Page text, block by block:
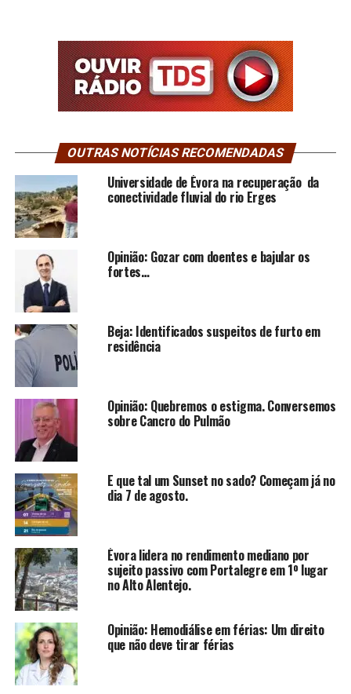
OUTRAS NOTÍCIAS RECOMENDADAS
Universidade de Évora na recuperação da
conectividade fluvial do rio Erges
Opinião: Gozar com doentes e bajular os
fortes…
Beja: Identificados suspeitos de furto em
residência
Opinião: Quebremos o estigma. Conversemos
sobre Cancro do Pulmão
E que tal um Sunset no sado? Começam já no
dia 7 de agosto.
Évora lidera no rendimento mediano por
sujeito passivo com Portalegre em 1º lugar
no Alto Alentejo.
Opinião: Hemodiálise em férias: Um direito
que não deve tirar férias